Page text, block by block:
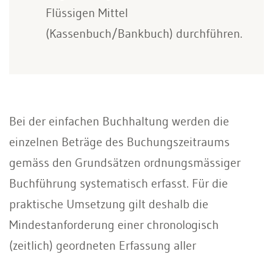
Flüssigen Mittel
(Kassenbuch/Bankbuch) durchführen.
Bei der einfachen Buchhaltung werden die
einzelnen Beträge des Buchungszeitraums
gemäss den Grundsätzen ordnungsmässiger
Buchführung systematisch erfasst. Für die
praktische Umsetzung gilt deshalb die
Mindestanforderung einer chronologisch
(zeitlich) geordneten Erfassung aller